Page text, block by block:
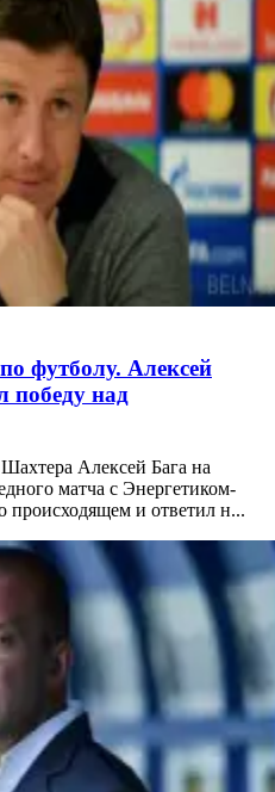
футболу. Алексей
победу над
Алексей Бага на
матча с Энергетиком-
и ответил н...